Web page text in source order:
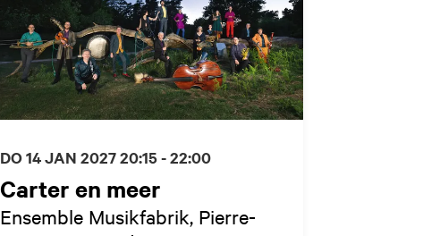
Carter en meer
Ensemble Musikfabrik, Pierre-
DO 14 JAN 202720:15 - 22:00